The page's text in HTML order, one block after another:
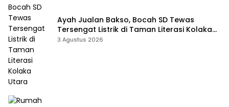
Ayah Jualan Bakso, Bocah SD Tewas
Tersengat Listrik di Taman Literasi Kolaka
Utara
3 Agustus 2026